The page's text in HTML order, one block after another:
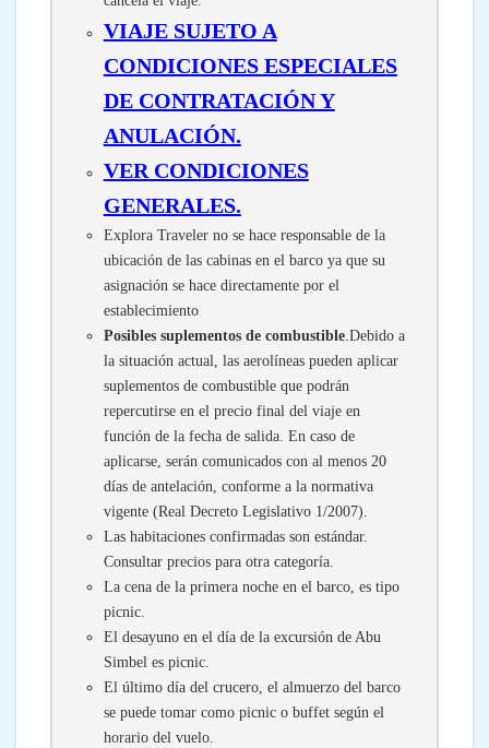
VIAJE SUJETO A
CONDICIONES ESPECIALES
DE CONTRATACIÓN Y
ANULACIÓN.
VER CONDICIONES
GENERALES.
Explora Traveler no se hace responsable de la
ubicación de las cabinas en el barco ya que su
asignación se hace directamente por el
establecimiento
Posibles suplementos de combustible.Debido a
la situación actual, las aerolíneas pueden aplicar
suplementos de combustible que podrán
repercutirse en el precio final del viaje en
función de la fecha de salida. En caso de
aplicarse, serán comunicados con al menos 20
días de antelación, conforme a la normativa
vigente (Real Decreto Legislativo 1/2007).
Las habitaciones confirmadas son estándar.
Consultar precios para otra categoría.
La cena de la primera noche en el barco, es tipo
picnic.
El desayuno en el día de la excursión de Abu
Simbel es picnic.
El último día del crucero, el almuerzo del barco
se puede tomar como picnic o buffet según el
horario del vuelo.